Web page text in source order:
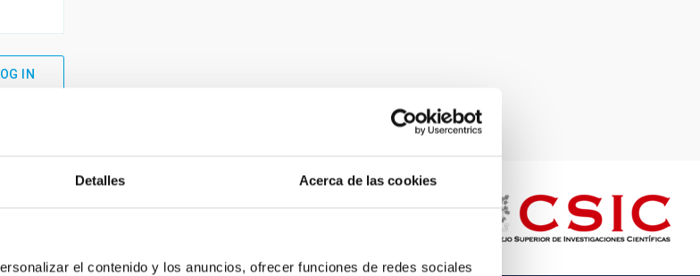
Detalles Acerca de las cookies
el contenido y los anuncios, ofrecer funciones de redes sociales